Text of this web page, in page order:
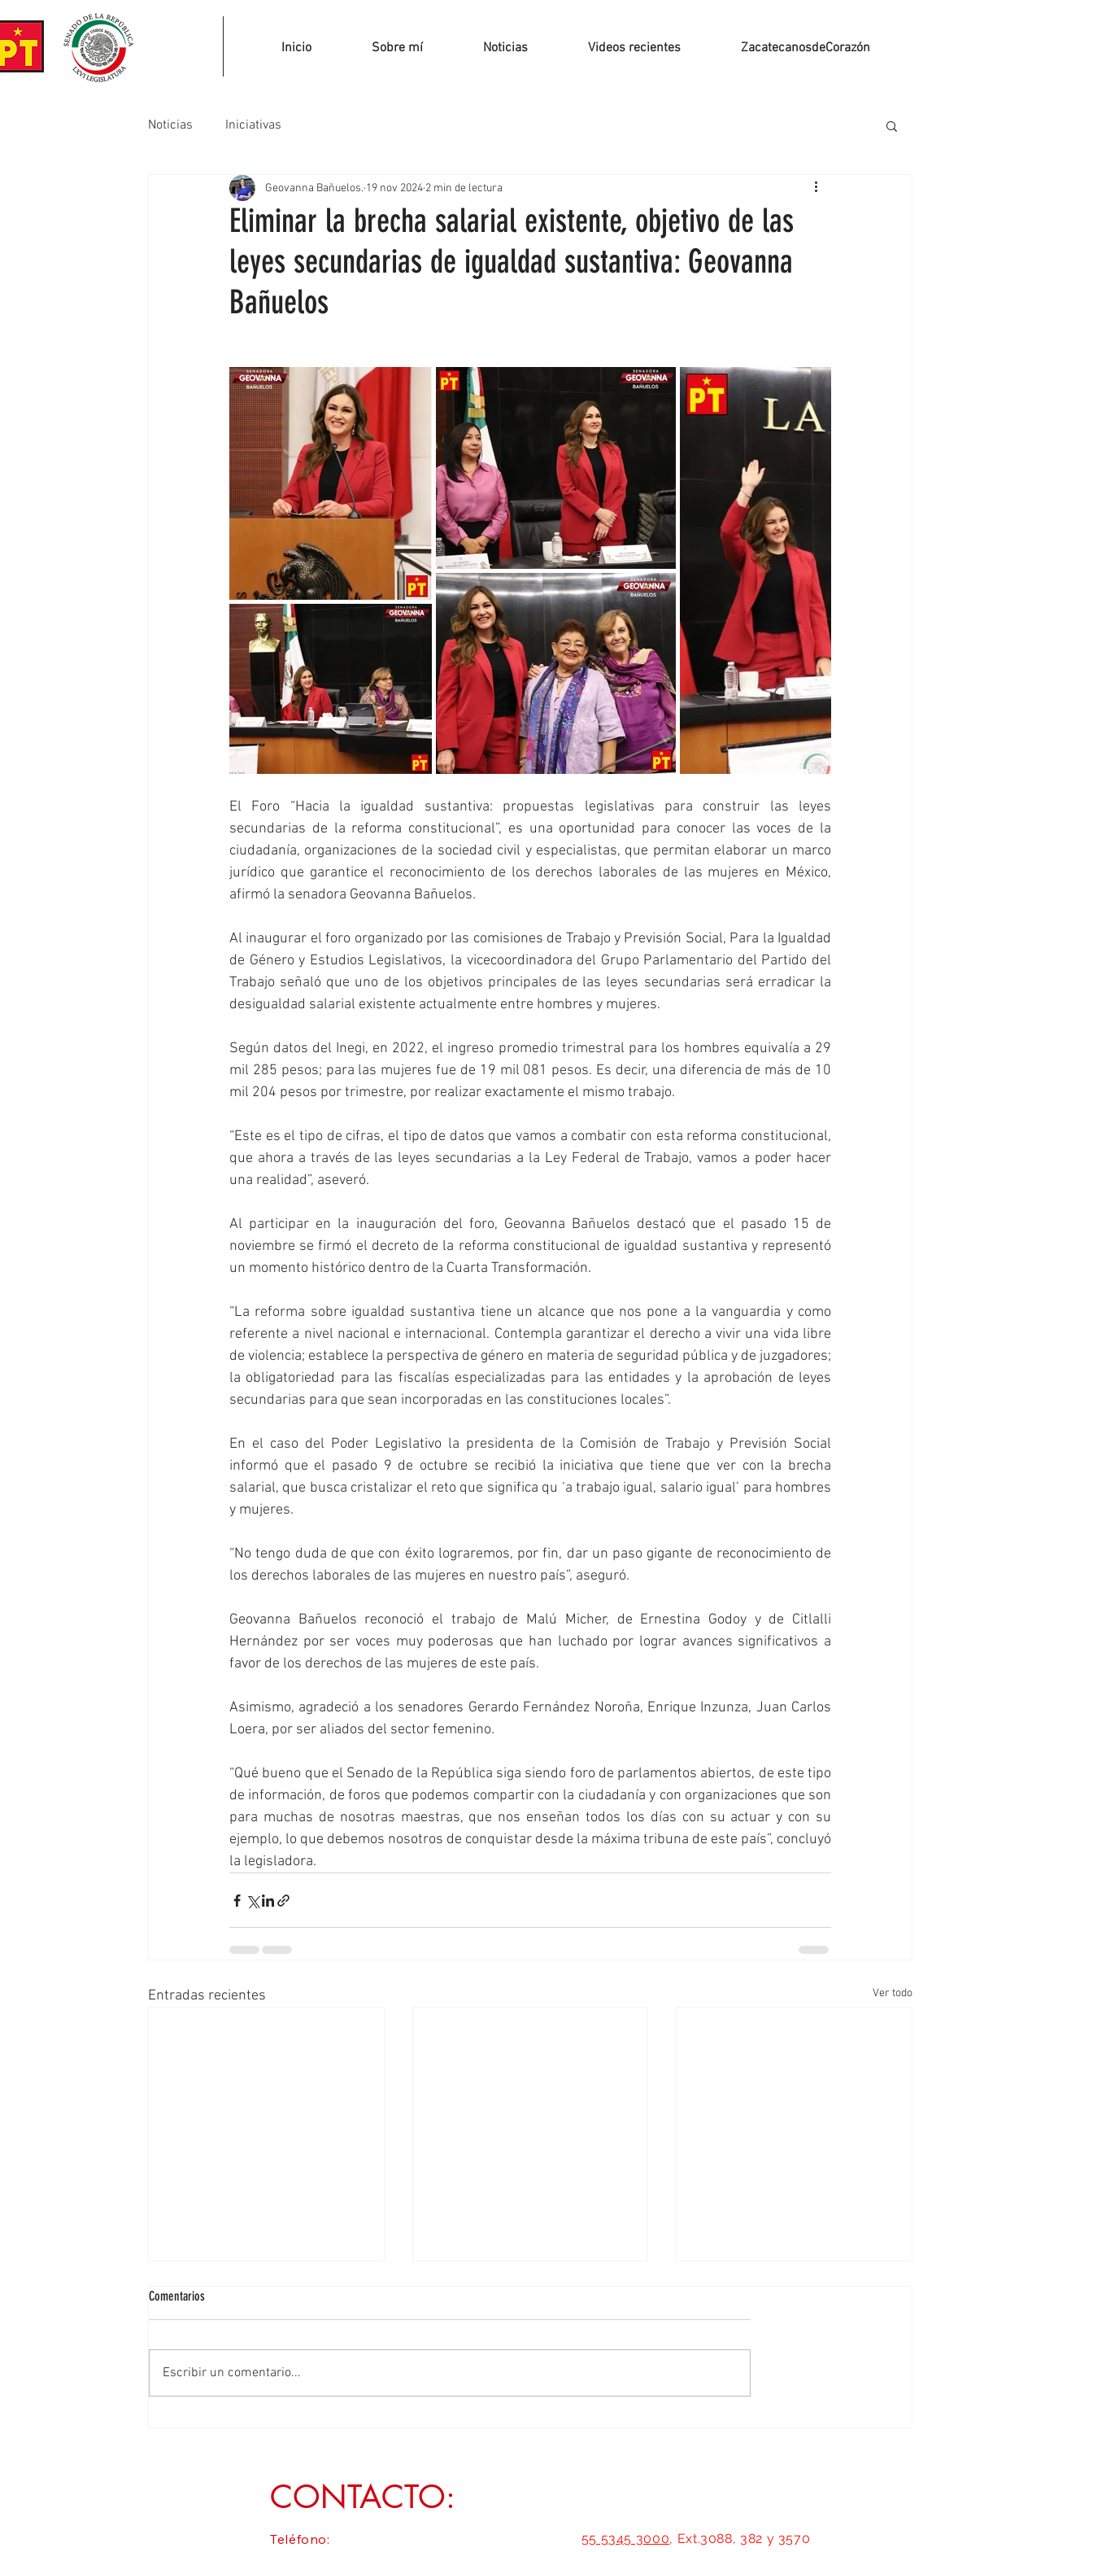
Inicio Sobre mí Noticias Videos recientes ZacatecanosdeCorazón
Noticias Iniciativas
Eliminar la brecha salarial existente, objetivo de las
leyes secundarias de igualdad sustantiva: Geovanna
Bañuelos
Geovanna Bañuelos. 19 nov 2024 2 min de lectura
El Foro “Hacia la igualdad sustantiva: propuestas legislativas para construir las leyes
secundarias de la reforma constitucional”, es una oportunidad para conocer las voces de la
ciudadanía, organizaciones de la sociedad civil y especialistas, que permitan elaborar un marco
jurídico que garantice el reconocimiento de los derechos laborales de las mujeres en México,
afirmó la senadora Geovanna Bañuelos.
Al inaugurar el foro organizado por las comisiones de Trabajo y Previsión Social, Para la Igualdad
de Género y Estudios Legislativos, la vicecoordinadora del Grupo Parlamentario del Partido del
Trabajo señaló que uno de los objetivos principales de las leyes secundarias será erradicar la
desigualdad salarial existente actualmente entre hombres y mujeres.
Según datos del Inegi, en 2022, el ingreso promedio trimestral para los hombres equivalía a 29
mil 285 pesos; para las mujeres fue de 19 mil 081 pesos. Es decir, una diferencia de más de 10
mil 204 pesos por trimestre, por realizar exactamente el mismo trabajo.
“Este es el tipo de cifras, el tipo de datos que vamos a combatir con esta reforma constitucional,
que ahora a través de las leyes secundarias a la Ley Federal de Trabajo, vamos a poder hacer
una realidad”, aseveró.
Al participar en la inauguración del foro, Geovanna Bañuelos destacó que el pasado 15 de
noviembre se firmó el decreto de la reforma constitucional de igualdad sustantiva y representó
un momento histórico dentro de la Cuarta Transformación.
“La reforma sobre igualdad sustantiva tiene un alcance que nos pone a la vanguardia y como
referente a nivel nacional e internacional. Contempla garantizar el derecho a vivir una vida libre
de violencia; establece la perspectiva de género en materia de seguridad pública y de juzgadores;
la obligatoriedad para las fiscalías especializadas para las entidades y la aprobación de leyes
secundarias para que sean incorporadas en las constituciones locales”.
En el caso del Poder Legislativo la presidenta de la Comisión de Trabajo y Previsión Social
informó que el pasado 9 de octubre se recibió la iniciativa que tiene que ver con la brecha
salarial, que busca cristalizar el reto que significa qu ‘a trabajo igual, salario igual’ para hombres
y mujeres.
“No tengo duda de que con éxito lograremos, por fin, dar un paso gigante de reconocimiento de
los derechos laborales de las mujeres en nuestro país”, aseguró.
Geovanna Bañuelos reconoció el trabajo de Malú Micher, de Ernestina Godoy y de Citlalli
Hernández por ser voces muy poderosas que han luchado por lograr avances significativos a
favor de los derechos de las mujeres de este país.
Asimismo, agradeció a los senadores Gerardo Fernández Noroña, Enrique Inzunza, Juan Carlos
Loera, por ser aliados del sector femenino.
“Qué bueno que el Senado de la República siga siendo foro de parlamentos abiertos, de este tipo
de información, de foros que podemos compartir con la ciudadanía y con organizaciones que son
para muchas de nosotras maestras, que nos enseñan todos los días con su actuar y con su
ejemplo, lo que debemos nosotros de conquistar desde la máxima tribuna de este país”, concluyó
la legisladora.
Entradas recientes Ver todo
Comentarios
Escribir un comentario...
CONTACTO:
Teléfono: 55 5345 3000, Ext.3088, 382 y 3570